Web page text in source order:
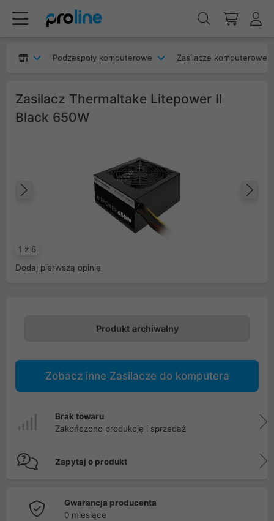
Podzespoły komputerowe Zasilacze komputerowe
Zasilacz Thermaltake Litepower II
Black 650W
1 z 6
Poprzedni
Dodaj pierwszą opinię
Produkt archiwalny
Zobacz inne Zasilacze do komputera
Brak towaru
Zakończono produkcję i sprzedaż
Zapytaj o produkt
Gwarancja producenta
0 miesiące